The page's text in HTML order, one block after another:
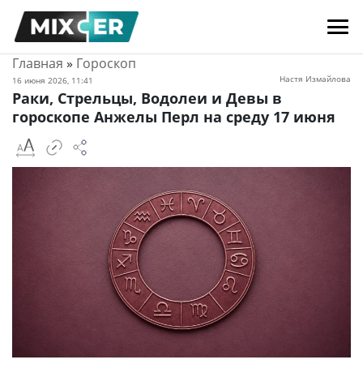
Главная » Гороскоп
16 июня 2026, 11:41 Настя Измайлова
Раки, Стрельцы, Водолеи и Девы в
гороскопе Анжелы Перл на среду 17 июня